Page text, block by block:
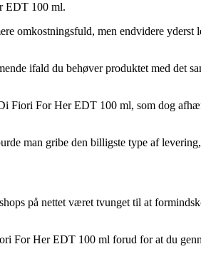
EDT 100 ml.
omkostningsfuld, men endvidere yderst
ifald du behøver produktet med det
Fiori For Her EDT 100 ml, som dog
man gribe den billigste type af
på nettet været tvunget til at
For Her EDT 100 ml forud for at du